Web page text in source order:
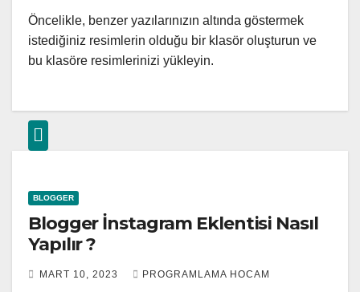
Öncelikle, benzer yazılarınızın altında göstermek
istediğiniz resimlerin olduğu bir klasör oluşturun ve
bu klasöre resimlerinizi yükleyin.
BLOGGER
Blogger İnstagram Eklentisi Nasıl
Yapılır ?
MART 10, 2023 PROGRAMLAMA HOCAM